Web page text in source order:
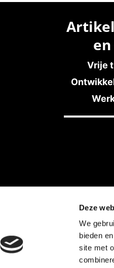
Deze
We
bieden
site met
Vrije
Statement Stichting